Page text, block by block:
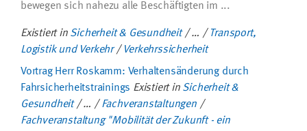
bewegen sich nahezu alle Beschäftigten im ...
Existiert in Sicherheit & Gesundheit /… / Transport,
Logistik und Verkehr/ Verkehrssicherheit
Vortrag Herr Roskamm: Verhaltensänderung durch
Fahrsicherheitstrainings Existiert in Sicherheit &
Gesundheit /… / Fachveranstaltungen /
Fachveranstaltung "Mobilität der Zukunft - ein